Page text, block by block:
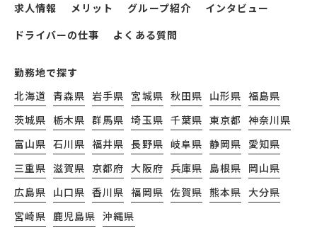
求人情報 メリット グループ紹介
インタビュー
ドライバーの仕事
よくある質問
勤務地で探す
北海道 青森県 岩手県 宮城県 秋田県 山形県 福島県
茨城県 栃木県 群馬県 埼玉県 千葉県 東京都 神奈川県
富山県 石川県 福井県 長野県 岐阜県 静岡県 愛知県
三重県 滋賀県 京都府 大阪府 兵庫県 島根県 岡山県
広島県 山口県 香川県 福岡県 佐賀県 熊本県 大分県
宮崎県 鹿児島県 沖縄県